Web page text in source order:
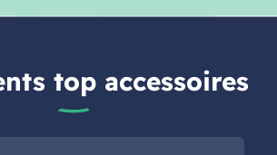
top accessoires